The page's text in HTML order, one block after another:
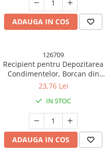
ADAUGA IN COS
126709
Recipient pentru Depozitarea
Condimentelor, Borcan din
Sticla, Capac si Lingura
ml, 7.1x7.1x14.8 cm, Verde
23,76 Lei
IN STOC
ADAUGA IN COS